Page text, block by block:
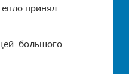
принял
большого